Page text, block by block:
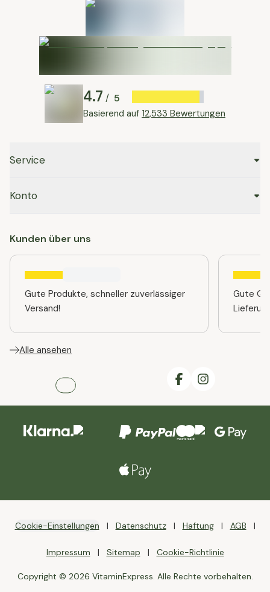
4.7 / 5
Basierend auf 12,533 Bewertungen
Service
Konto
Kunden über uns
Gute Produkte, schneller zuverlässiger
Versand!
Gute
Alle ansehen
Cookie-Einstellungen Datenschutz Haftung AGB
Impressum Sitemap Cookie-Richtlinie
Copyright © 2026 VitaminExpress. Alle Rechte vorbehalten.